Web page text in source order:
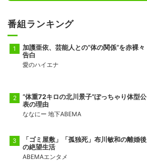
番組ランキング
加護亜依、芸能人との“体の関係”を赤裸々
告白
愛のハイエナ
“体重72キロの北川景子”ぽっちゃり体型公
表の理由
ななにー 地下ABEMA
「ゴミ屋敷」「孤独死」布川敏和の離婚後
の絶望生活
ABEMAエンタメ